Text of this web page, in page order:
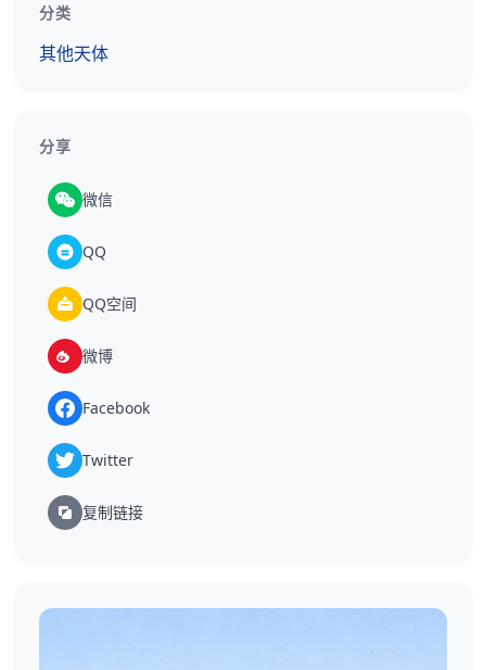
分类
其他天体
分享
微信
QQ
QQ空间
微博
Facebook
Twitter
复制链接